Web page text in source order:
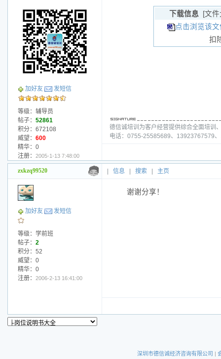
加好友 发短信
等级：辅导员
帖子： 52861
积分：672108
威望： 600
精华：0
注册： 2005-1-13 7:48:00
下载信息 [文件
点击浏览该
扣
德信诚培训为客户经营提供综合全面培训
电话：0755-25585689、13923767579
zxkzq99520 信息 搜索 主页
加好友 发短信
等级：学前班
帖子： 2
积分：52
威望：0
精华：0
注册： 2006-2-13 16:41:00
谢谢分享！
深圳市德信诚经济咨询有限公司 |